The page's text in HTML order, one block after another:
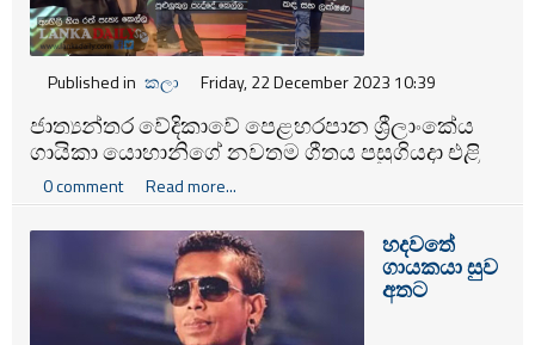
Published in කලා Friday, 22 December 2023 10:39
ජාත්‍යන්තර වේදිකාවේ පෙළහරපාන ශ්‍රීලාංකේය
ගායිකා යොහානිගේ නවතම ගීතය පසුගියදා එළි
දැක්වීවීයගැහැණු දරුවකුට මුහුණ පාන්න සිදුවන
සමාජ අත්දැකිමක් අපූර්ව පද වැලකින් සහ ගායනා
විලාසයකින් ඇය ඉදිරිපත් කරයි.
0 comment Read more...
හදවතේ
ගායකයා සුව
අතට